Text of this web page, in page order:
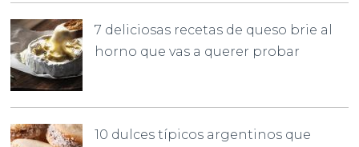
7 deliciosas recetas de queso brie al
horno que vas a querer probar
10 dulces típicos argentinos que